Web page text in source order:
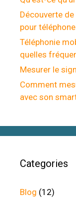
Découverte
pour
Téléphonie
quelles
Mesurer le
Comment
avec son
Categories
Blog (12)